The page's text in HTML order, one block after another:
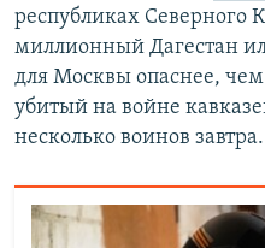
республиках Северного
миллионный Дагестан
для Москвы опаснее,
убитый на войне
несколько воинов завтра.